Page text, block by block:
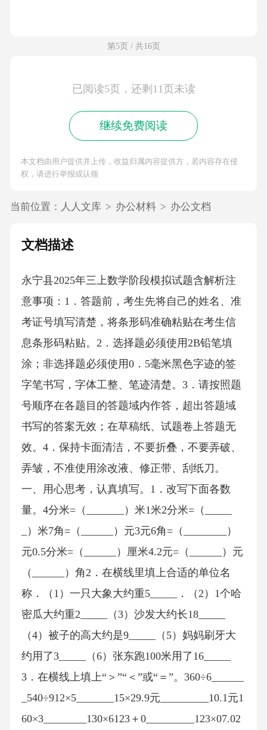
第5页 / 共16页
已阅读5页，还剩11页未读
继续免费阅读
本文档由用户提供并上传，收益归属内容提供方，若内容存在侵
权，请进行举报或认领
当前位置： 人人文库 > 办公材料 > 办公文档
文档描述
永宁县2025年三上数学阶段模拟试题含解析注
意事项：1．答题前，考生先将自己的姓名、准
考证号填写清楚，将条形码准确粘贴在考生信
息条形码粘贴。2．选择题必须使用2B铅笔填
涂；非选择题必须使用0．5毫米黑色字迹的签
字笔书写，字体工整、笔迹清楚。3．请按照题
号顺序在各题目的答题域内作答，超出答题域
书写的答案无效；在草稿纸、试题卷上答题无
效。4．保持卡面清洁，不要折叠，不要弄破、
弄皱，不准使用涂改液、修正带、刮纸刀。
一、用心思考，认真填写。1．改写下面各数
量。4分米=（_______）米1米2分米=（_____
_）米7角=（______）元3元6角=（________）
元0.5分米=（______）厘米4.2元=（______）元
（______）角2．在横线里填上合适的单位名
称．（1）一只大象大约重5_____．（2）1个哈
密瓜大约重2_____（3）沙发大约长18_____
（4）被子的高大约是9_____（5）妈妈刷牙大
约用了3_____（6）张东跑100米用了16_____
3．在横线上填上“＞”“＜”或“＝”。360÷6______
_540÷912×5_______15×29.9元_________10.1元1
60×3________130×6123＋0_________123×07.02